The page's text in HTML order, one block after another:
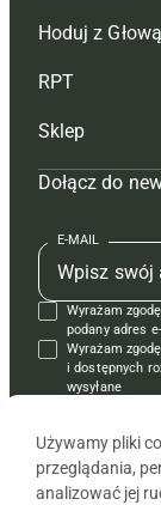
Redakcja
Reklama
Tagi
Mapa serwisu
Kontakt
Regulamin
Polityka
Hoduj z Głową
Hoduj z głową
Hoduj z głową
Prenumerata
Redakcja
Kontakt
Reklama
RPT
Redakcja
Prenumerata
Reklama
Kontakt
Krzyżówki
Sklep
Czasopisma i
Książki
Regulamin
Dołącz do
E-MAIL
Wyrażam
podany adres
Wyrażam
i dostępnych
wysyłane
Używamy pliki
przeglądania,
analizować jej